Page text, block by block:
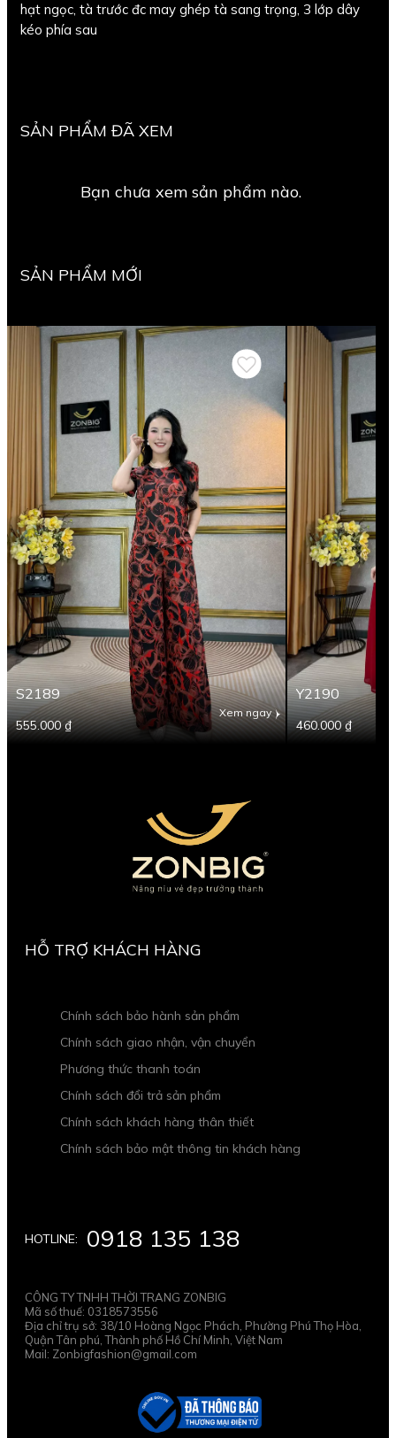
hạt ngọc, tà trước đc may ghép tà sang trọng, 3 lớp dây
kéo phía sau
SẢN PHẨM ĐÃ XEM
Bạn chưa xem sản phẩm nào.
SẢN PHẨM MỚI
555.000 ₫
Xem ngay
S2189
460.000 ₫
Y2190
HOTLINE: 0918 135 138
CÔNG TY TNHH THỜI TRANG ZONBIG
Mã số thuế: 0318573556
Địa chỉ trụ sở: 38/10 Hoàng Ngọc Phách, Phường Phú Thọ Hòa,
Quận Tân phú, Thành phố Hồ Chí Minh, Việt Nam
Mail: Zonbigfashion@gmail.com
HỖ TRỢ KHÁCH HÀNG
Chính sách bảo hành sản phẩm
Chính sách giao nhận, vận chuyển
Phương thức thanh toán
Chính sách đổi trả sản phẩm
Chính sách khách hàng thân thiết
Chính sách bảo mật thông tin khách hàng